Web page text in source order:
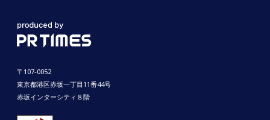
〒107-0052
東京都港区赤坂一丁目11番44号
赤坂インターシティ８階